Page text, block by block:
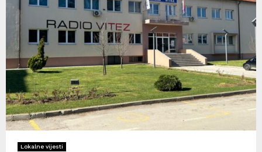
Lokalne vijesti